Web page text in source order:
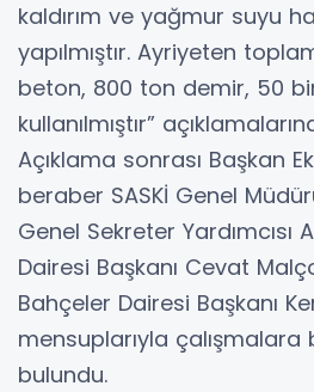
kaldırım ve yağmur suyu
yapılmıştır. Ayriyeten
beton, 800 ton demir, 50
kullanılmıştır”
Açıklama sonrası Başkan
beraber SASKİ Genel
Genel Sekreter Yardımcısı
Dairesi Başkanı Cevat
Bahçeler Dairesi Başkanı
mensuplarıyla çalışmalara
bulundu.